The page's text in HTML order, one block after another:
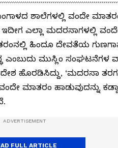
ಶಾಲೆಗಳಲ್ಲಿ ವಂದೇ
ಇದೀಗ ಎಲ್ಲಾ ಮದರಸಾಗಳಲ್ಲಿ
ಹಿಂದೂ ದೇವತೆಯ
ಎಂಬುದು ಮುಸ್ಲಿಂ ಸಂಘಟನೆಗಳ
ಹೊರಡಿಸಿದ್ದು, ‘ಮದರಸಾ
ಮಾತರಂ ಹಾಡುವುದನ್ನು
FULL ARTICLE